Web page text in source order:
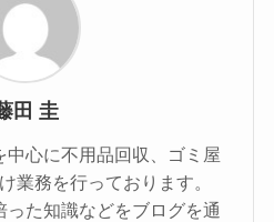
田 圭
心に不用品回収、ゴミ屋
業務を行っております。
った知識などをブログを通